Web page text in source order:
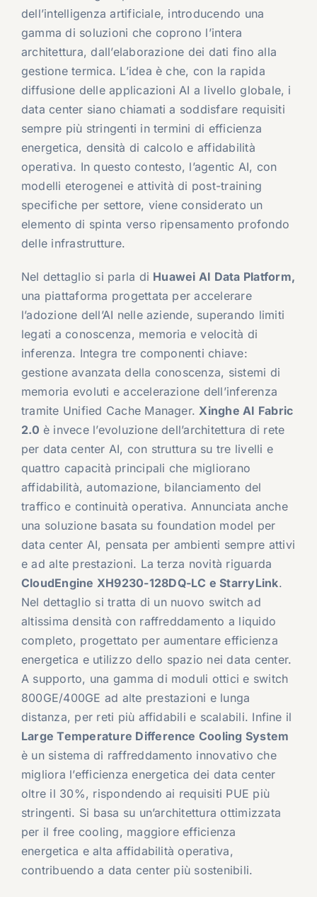
dell’intelligenza artificiale, introducendo una
gamma di soluzioni che coprono l’intera
architettura, dall’elaborazione dei dati fino alla
gestione termica. L’idea è che, con la rapida
diffusione delle applicazioni AI a livello globale, i
data center siano chiamati a soddisfare requisiti
sempre più stringenti in termini di efficienza
energetica, densità di calcolo e affidabilità
operativa. In questo contesto, l’agentic AI, con
modelli eterogenei e attività di post-training
specifiche per settore, viene considerato un
elemento di spinta verso ripensamento profondo
delle infrastrutture.
Nel dettaglio si parla di Huawei AI Data Platform,
una piattaforma progettata per accelerare
l’adozione dell’AI nelle aziende, superando limiti
legati a conoscenza, memoria e velocità di
inferenza. Integra tre componenti chiave:
gestione avanzata della conoscenza, sistemi di
memoria evoluti e accelerazione dell’inferenza
tramite Unified Cache Manager.Xinghe AI Fabric
2.0 è invece l’evoluzione dell’architettura di rete
per data center AI, con struttura su tre livelli e
quattro capacità principali che migliorano
affidabilità, automazione, bilanciamento del
traffico e continuità operativa. Annunciata anche
una soluzione basata su foundation model per
data center AI, pensata per ambienti sempre attivi
e ad alte prestazioni. La terza novità riguarda
CloudEngine XH9230-128DQ-LC e StarryLink.
Nel dettaglio si tratta di un nuovo switch ad
altissima densità con raffreddamento a liquido
completo, progettato per aumentare efficienza
energetica e utilizzo dello spazio nei data center.
A supporto, una gamma di moduli ottici e switch
800GE/400GE ad alte prestazioni e lunga
distanza, per reti più affidabili e scalabili. Infine il
Large Temperature Difference Cooling System
è un sistema di raffreddamento innovativo che
migliora l’efficienza energetica dei data center
oltre il 30%, rispondendo ai requisiti PUE più
stringenti. Si basa su un’architettura ottimizzata
per il free cooling, maggiore efficienza
energetica e alta affidabilità operativa,
contribuendo a data center più sostenibili.